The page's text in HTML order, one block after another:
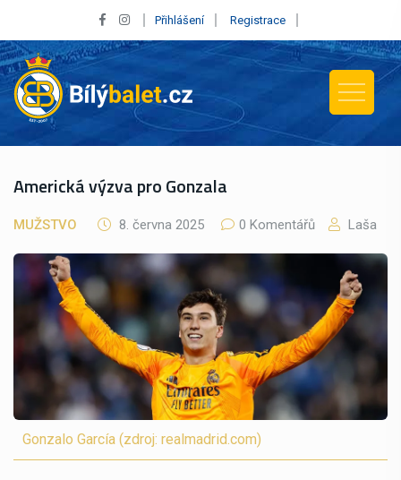
Přihlášení Registrace
Americká výzva pro Gonzala
MUŽSTVO 8. června 2025 0 Komentářů Laša
Gonzalo García (zdroj: realmadrid.com)